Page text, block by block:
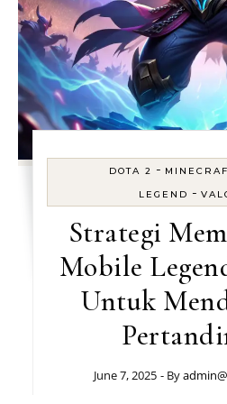
DOTA 2 -
LEGEND -
Strategi
Mobile
Untuk
June 7, 2025 - By